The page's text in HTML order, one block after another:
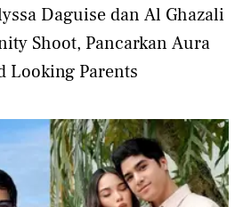
Daguise dan Al Ghazali
Shoot, Pancarkan Aura
Looking Parents